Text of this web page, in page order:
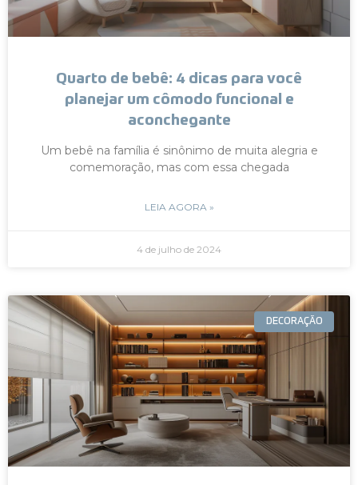
Quarto de bebê: 4 dicas para você
planejar um cômodo funcional e
aconchegante
Um bebê na família é sinônimo de muita alegria e
comemoração, mas com essa chegada
LEIA AGORA »
4 de julho de 2024
DECORAÇÃO